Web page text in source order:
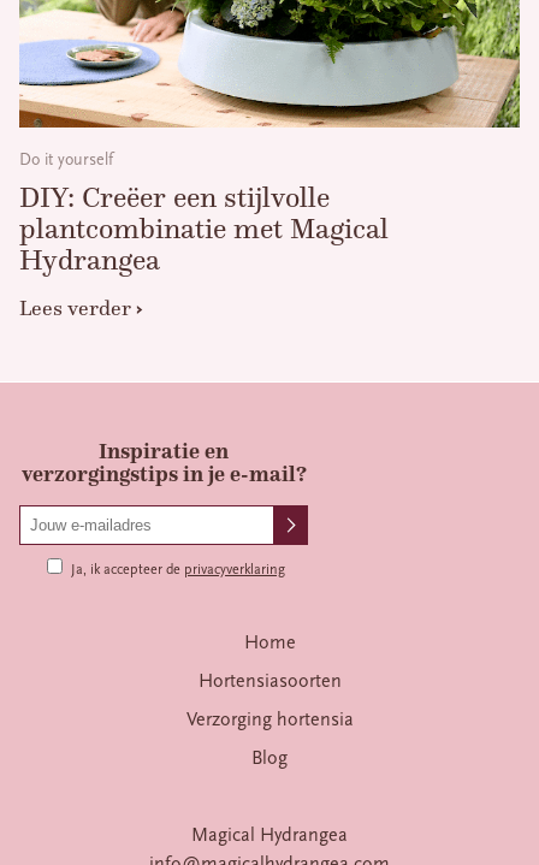
Do it yourself
DIY: Creëer een stijlvolle
plantcombinatie met Magical
Hydrangea
Lees verder
Inspiratie en
verzorgingstips in je e-mail?
Ja, ik accepteer de privacyverklaring
Home
Hortensiasoorten
Verzorging hortensia
Blog
Magical Hydrangea